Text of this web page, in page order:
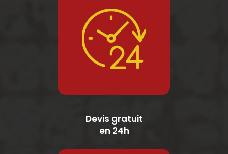
Devis gratuit
en 24h